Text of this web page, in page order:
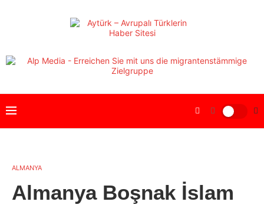
ALMANYA
Almanya Boşnak İslam